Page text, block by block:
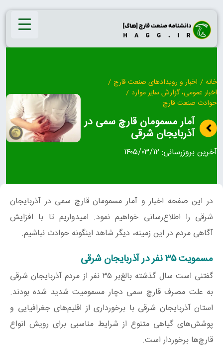
Skip
content
خانه / اخبار و رویدادهای صنعت قارچ /
اخبار عمومی، گزارش سایر موارد /
حوادث صنعت قارچ
آمار مسمومان قارچ سمی در
آذربایجان شرقی
آخرین بروزرسانی: ۱۴۰۵/۰۳/۱۲
در این صفحه اخبار و آمار مسمومان قارچ سمی در آذربایجان
شرقی را اطلاع‌رسانی خواهیم نمود. امیدواریم تا با افزایش
آگاهی مردم در این زمینه، دیگر شاهد اینگونه حوادث نباشیم.
مسمویت ۳۵ نفر در آذربایجان شرقی
گفتنی است سال گذشته بالغ‌بر ۳۵ نفر از مردم آذربایجان شرقی
به علت مصرف قارچ سمی دچار مسمومیت شدید شده بودند.
استان آذربایجان شرقی با برخورداری از اقلیم‌های جغرافیایی و
پوشش‌های گیاهی متنوع از شرایط مناسبی برای رویش انواع
قارچ‌ها برخوردار است.